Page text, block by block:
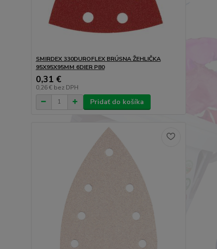
SMIRDEX 330DUROFLEX BRÚSNA ŽEHLIČKA
95X95X95MM 6DIER P80
0,31 €
0,26 € bez DPH
Pridať do košíka